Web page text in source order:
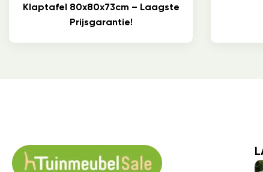
Klaptafel 80x80x73cm – Laagste
Prijsgarantie!